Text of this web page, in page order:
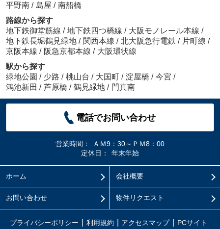
平野南 / 島屋 / 南船橋
路線から探す
地下鉄御堂筋線 / 地下鉄四つ橋線 / 大阪モノレール本線 /
地下鉄長堀鶴見緑地 / 関西本線 / 北大阪急行電鉄 / 片町線 /
京阪本線 / 阪急京都本線 / 大阪環状線
駅から探す
緑地公園 / 少路 / 桃山台 / 大国町 / 淀屋橋 / 今宮 /
鴻池新田 / 芦原橋 / 鶴見緑地 / 門真南
電話でお問い合わせ
営業時間：
ＡＭ9：30～ＰＭ8：00
定休日：
年末年始
ホーム 会社概要
お問い合わせ 物件リクエスト
プライバシーポリシー 利用規約 アクセスマップ PCサイト